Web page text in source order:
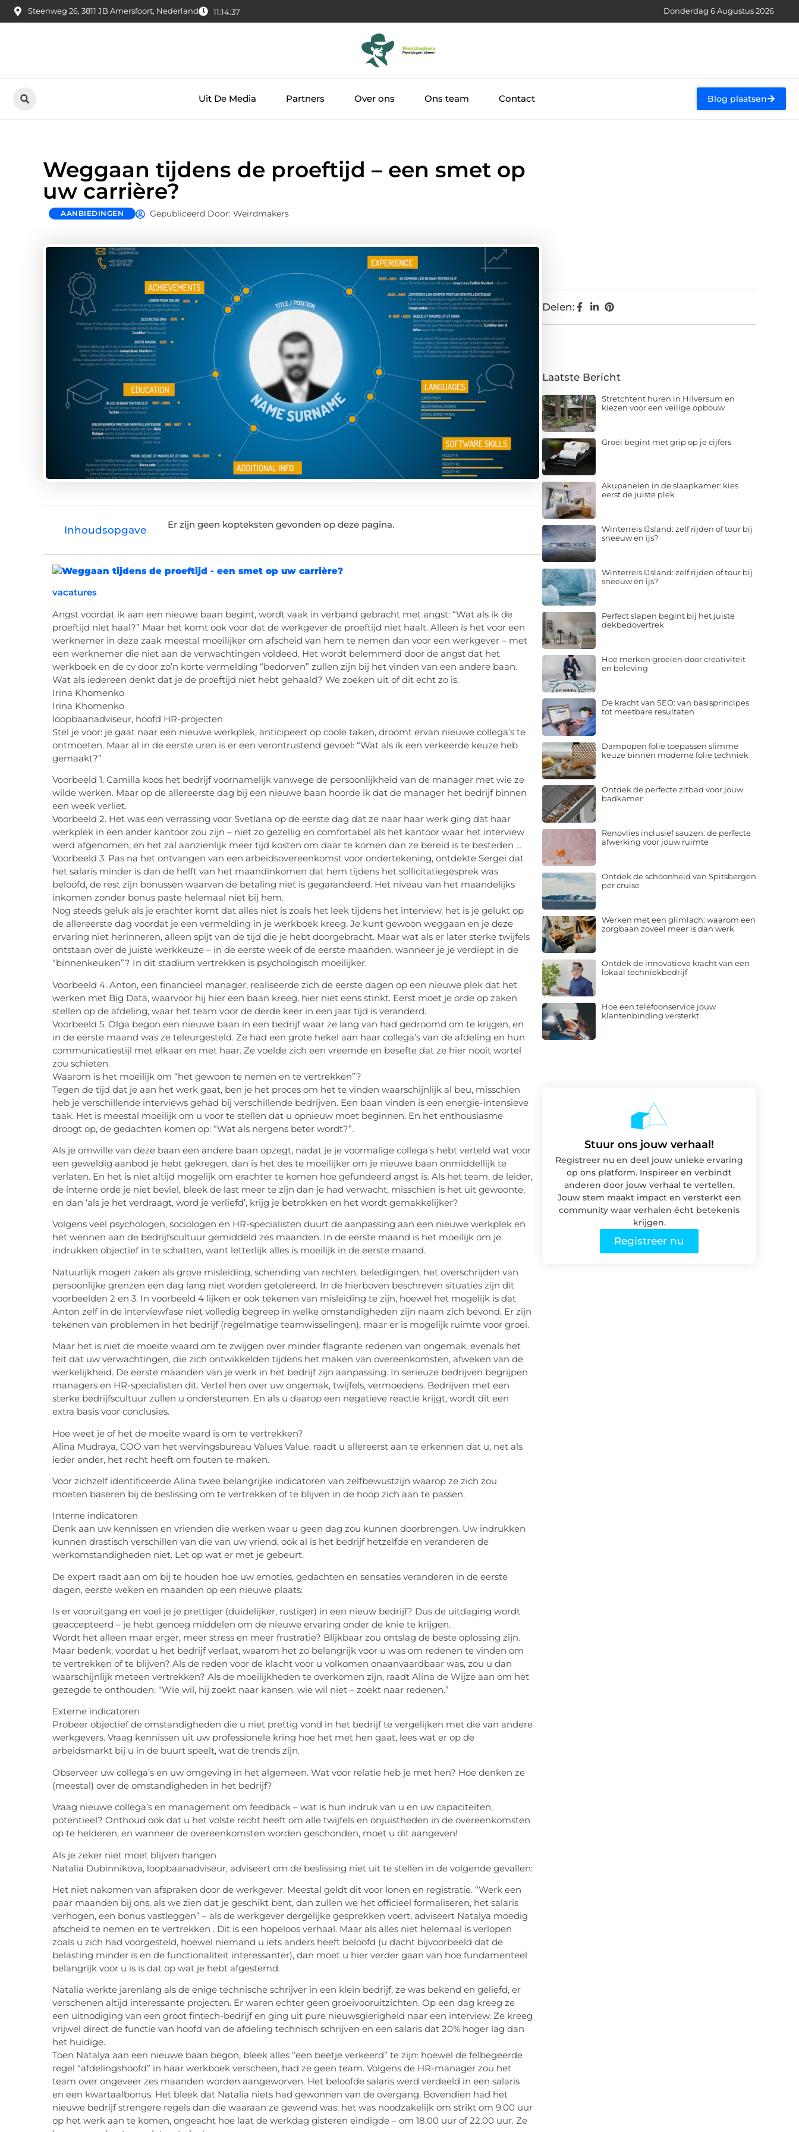
Steenweg 26, 3811 JB Amersfoort, Nederland 11:14:39 Donderdag 6 Augustus 2026
Uit De Media Partners Over ons Ons team Contact Blog plaatsen
Weggaan tijdens de proeftijd – een smet op
uw carrière?
AANBIEDINGEN Gepubliceerd Door: Weirdmakers
Inhoudsopgave Er zijn geen kopteksten gevonden op deze pagina.
vacatures
Angst voordat ik aan een nieuwe baan begint, wordt vaak in verband gebracht met angst: “Wat als ik de
proeftijd niet haal?” Maar het komt ook voor dat de werkgever de proeftijd niet haalt. Alleen is het voor een
werknemer in deze zaak meestal moeilijker om afscheid van hem te nemen dan voor een werkgever – met
een werknemer die niet aan de verwachtingen voldeed. Het wordt belemmerd door de angst dat het
werkboek en de cv door zo’n korte vermelding “bedorven” zullen zijn bij het vinden van een andere baan.
Wat als iedereen denkt dat je de proeftijd niet hebt gehaald? We zoeken uit of dit echt zo is.
Irina Khomenko
Irina Khomenko
loopbaanadviseur, hoofd HR-projecten
Stel je voor: je gaat naar een nieuwe werkplek, anticipeert op coole taken, droomt ervan nieuwe collega’s te
ontmoeten. Maar al in de eerste uren is er een verontrustend gevoel: “Wat als ik een verkeerde keuze heb
gemaakt?”
Voorbeeld 1. Camilla koos het bedrijf voornamelijk vanwege de persoonlijkheid van de manager met wie ze
wilde werken. Maar op de allereerste dag bij een nieuwe baan hoorde ik dat de manager het bedrijf binnen
een week verliet.
Voorbeeld 2. Het was een verrassing voor Svetlana op de eerste dag dat ze naar haar werk ging dat haar
werkplek in een ander kantoor zou zijn – niet zo gezellig en comfortabel als het kantoor waar het interview
werd afgenomen, en het zal aanzienlijk meer tijd kosten om daar te komen dan ze bereid is te besteden …
Voorbeeld 3. Pas na het ontvangen van een arbeidsovereenkomst voor ondertekening, ontdekte Sergei dat
het salaris minder is dan de helft van het maandinkomen dat hem tijdens het sollicitatiegesprek was
beloofd, de rest zijn bonussen waarvan de betaling niet is gegarandeerd. Het niveau van het maandelijks
inkomen zonder bonus paste helemaal niet bij hem.
Nog steeds geluk als je erachter komt dat alles niet is zoals het leek tijdens het interview, het is je gelukt op
de allereerste dag voordat je een vermelding in je werkboek kreeg. Je kunt gewoon weggaan en je deze
ervaring niet herinneren, alleen spijt van de tijd die je hebt doorgebracht. Maar wat als er later sterke twijfels
ontstaan ​​over de juiste werkkeuze – in de eerste week of de eerste maanden, wanneer je je verdiept in de
“binnenkeuken”? In dit stadium vertrekken is psychologisch moeilijker.
Voorbeeld 4. Anton, een financieel manager, realiseerde zich de eerste dagen op een nieuwe plek dat het
werken met Big Data, waarvoor hij hier een baan kreeg, hier niet eens stinkt. Eerst moet je orde op zaken
stellen op de afdeling, waar het team voor de derde keer in een jaar tijd is veranderd.
Voorbeeld 5. Olga begon een nieuwe baan in een bedrijf waar ze lang van had gedroomd om te krijgen, en
in de eerste maand was ze teleurgesteld. Ze had een grote hekel aan haar collega’s van de afdeling en hun
communicatiestijl met elkaar en met haar. Ze voelde zich een vreemde en besefte dat ze hier nooit wortel
zou schieten.
Waarom is het moeilijk om “het gewoon te nemen en te vertrekken”?
Tegen de tijd dat je aan het werk gaat, ben je het proces om het te vinden waarschijnlijk al beu, misschien
heb je verschillende interviews gehad bij verschillende bedrijven. Een baan vinden is een energie-intensieve
taak. Het is meestal moeilijk om u voor te stellen dat u opnieuw moet beginnen. En het enthousiasme
droogt op, de gedachten komen op: “Wat als nergens beter wordt?”.
Als je omwille van deze baan een andere baan opzegt, nadat je je voormalige collega’s hebt verteld wat voor
een geweldig aanbod je hebt gekregen, dan is het des te moeilijker om je nieuwe baan onmiddellijk te
verlaten. En het is niet altijd mogelijk om erachter te komen hoe gefundeerd angst is. Als het team, de leider,
de interne orde je niet beviel, bleek de last meer te zijn dan je had verwacht, misschien is het uit gewoonte,
en dan ‘als je het verdraagt, word je verliefd’, krijg je betrokken en het wordt gemakkelijker?
Volgens veel psychologen, sociologen en HR-specialisten duurt de aanpassing aan een nieuwe werkplek en
het wennen aan de bedrijfscultuur gemiddeld zes maanden. In de eerste maand is het moeilijk om je
indrukken objectief in te schatten, want letterlijk alles is moeilijk in de eerste maand.
Natuurlijk mogen zaken als grove misleiding, schending van rechten, beledigingen, het overschrijden van
persoonlijke grenzen een dag lang niet worden getolereerd. In de hierboven beschreven situaties zijn dit
voorbeelden 2 en 3. In voorbeeld 4 lijken er ook tekenen van misleiding te zijn, hoewel het mogelijk is dat
Anton zelf in de interviewfase niet volledig begreep in welke omstandigheden zijn naam zich bevond. Er zijn
tekenen van problemen in het bedrijf (regelmatige teamwisselingen), maar er is mogelijk ruimte voor groei.
Maar het is niet de moeite waard om te zwijgen over minder flagrante redenen van ongemak, evenals het
feit dat uw verwachtingen, die zich ontwikkelden tijdens het maken van overeenkomsten, afweken van de
werkelijkheid. De eerste maanden van je werk in het bedrijf zijn aanpassing. In serieuze bedrijven begrijpen
managers en HR-specialisten dit. Vertel hen over uw ongemak, twijfels, vermoedens. Bedrijven met een
sterke bedrijfscultuur zullen u ondersteunen. En als u daarop een negatieve reactie krijgt, wordt dit een
extra basis voor conclusies.
Hoe weet je of het de moeite waard is om te vertrekken?
Alina Mudraya, COO van het wervingsbureau Values ​​Value, raadt u allereerst aan te erkennen dat u, net als
ieder ander, het recht heeft om fouten te maken.
Voor zichzelf identificeerde Alina twee belangrijke indicatoren van zelfbewustzijn waarop ze zich zou
moeten baseren bij de beslissing om te vertrekken of te blijven in de hoop zich aan te passen.
Interne indicatoren
Denk aan uw kennissen en vrienden die werken waar u geen dag zou kunnen doorbrengen. Uw indrukken
kunnen drastisch verschillen van die van uw vriend, ook al is het bedrijf hetzelfde en veranderen de
werkomstandigheden niet. Let op wat er met je gebeurt.
De expert raadt aan om bij te houden hoe uw emoties, gedachten en sensaties veranderen in de eerste
dagen, eerste weken en maanden op een nieuwe plaats:
Is er vooruitgang en voel je je prettiger (duidelijker, rustiger) in een nieuw bedrijf? Dus de uitdaging wordt
geaccepteerd – je hebt genoeg middelen om de nieuwe ervaring onder de knie te krijgen.
Wordt het alleen maar erger, meer stress en meer frustratie? Blijkbaar zou ontslag de beste oplossing zijn.
Maar bedenk, voordat u het bedrijf verlaat, waarom het zo belangrijk voor u was om redenen te vinden om
te vertrekken of te blijven? Als de reden voor de klacht voor u volkomen onaanvaardbaar was, zou u dan
waarschijnlijk meteen vertrekken? Als de moeilijkheden te overkomen zijn, raadt Alina de Wijze aan om het
gezegde te onthouden: “Wie wil, hij zoekt naar kansen, wie wil niet – zoekt naar redenen.”
Externe indicatoren
Probeer objectief de omstandigheden die u niet prettig vond in het bedrijf te vergelijken met die van andere
werkgevers. Vraag kennissen uit uw professionele kring hoe het met hen gaat, lees wat er op de
arbeidsmarkt bij u in de buurt speelt, wat de trends zijn.
Observeer uw collega’s en uw omgeving in het algemeen. Wat voor relatie heb je met hen? Hoe denken ze
(meestal) over de omstandigheden in het bedrijf?
Vraag nieuwe collega’s en management om feedback – wat is hun indruk van u en uw capaciteiten,
potentieel? Onthoud ook dat u het volste recht heeft om alle twijfels en onjuistheden in de overeenkomsten
op te helderen, en wanneer de overeenkomsten worden geschonden, moet u dit aangeven!
Als je zeker niet moet blijven hangen
Natalia Dubinnikova, loopbaanadviseur, adviseert om de beslissing niet uit te stellen in de volgende gevallen:
Het niet nakomen van afspraken door de werkgever. Meestal geldt dit voor lonen en registratie. “Werk een
paar maanden bij ons, als we zien dat je geschikt bent, dan zullen we het officieel formaliseren, het salaris
verhogen, een bonus vastleggen” – als de werkgever dergelijke gesprekken voert, adviseert Natalya moedig
afscheid te nemen en te vertrekken . Dit is een hopeloos verhaal. Maar als alles niet helemaal is verlopen
zoals u zich had voorgesteld, hoewel niemand u iets anders heeft beloofd (u dacht bijvoorbeeld dat de
belasting minder is en de functionaliteit interessanter), dan moet u hier verder gaan van hoe fundamenteel
belangrijk voor u is is dat op wat je hebt afgestemd.
Natalia werkte jarenlang als de enige technische schrijver in een klein bedrijf, ze was bekend en geliefd, er
verschenen altijd interessante projecten. Er waren echter geen groeivooruitzichten. Op een dag kreeg ze
een uitnodiging van een groot fintech-bedrijf en ging uit pure nieuwsgierigheid naar een interview. Ze kreeg
vrijwel direct de functie van hoofd van de afdeling technisch schrijven en een salaris dat 20% hoger lag dan
het huidige.
Toen Natalya aan een nieuwe baan begon, bleek alles “een beetje verkeerd” te zijn: hoewel de felbegeerde
regel “afdelingshoofd” in haar werkboek verscheen, had ze geen team. Volgens de HR-manager zou het
team over ongeveer zes maanden worden aangeworven. Het beloofde salaris werd verdeeld in een salaris
en een kwartaalbonus. Het bleek dat Natalia niets had gewonnen van de overgang. Bovendien had het
nieuwe bedrijf strengere regels dan die waaraan ze gewend was: het was noodzakelijk om strikt om 9.00 uur
op het werk aan te komen, ongeacht hoe laat de werkdag gisteren eindigde – om 18.00 uur of 22.00 uur. Ze
Delen:
Laatste Bericht
Stretchtent huren in Hilversum en
kiezen voor een veilige opbouw
Groei begint met grip op je cijfers
Akupanelen in de slaapkamer: kies
eerst de juiste plek
Winterreis IJsland: zelf rijden of tour bij
sneeuw en ijs?
Winterreis IJsland: zelf rijden of tour bij
sneeuw en ijs?
Perfect slapen begint bij het juiste
dekbedovertrek
Hoe merken groeien door creativiteit
en beleving
De kracht van SEO: van basisprincipes
tot meetbare resultaten
Dampopen folie toepassen slimme
keuze binnen moderne folie techniek
Ontdek de perfecte zitbad voor jouw
badkamer
Renovlies inclusief sauzen: de perfecte
afwerking voor jouw ruimte
Ontdek de schoonheid van Spitsbergen
per cruise
Werken met een glimlach: waarom een
zorgbaan zoveel meer is dan werk
Ontdek de innovatieve kracht van een
lokaal techniekbedrijf
Hoe een telefoonservice jouw
klantenbinding versterkt
Stuur ons jouw verhaal!
Registreer nu en deel jouw unieke ervaring
op ons platform. Inspireer en verbindt
anderen door jouw verhaal te vertellen.
Jouw stem maakt impact en versterkt een
community waar verhalen écht betekenis
krijgen.
Registreer nu